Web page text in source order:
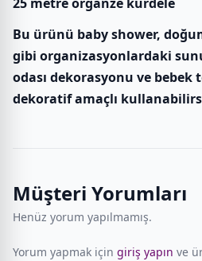
Bu ürünü baby shower,
gibi organizasyonlardaki
odası dekorasyonu ve
dekoratif amaçlı
Müşteri Yorumları
Henüz yorum yapılmamış.
Yorum yapmak için giriş yapın ve